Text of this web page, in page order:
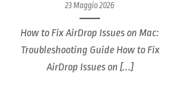
23 Maggio 2026
How to Fix AirDrop Issues on Mac:
Troubleshooting Guide How to Fix
AirDrop Issues on [...]